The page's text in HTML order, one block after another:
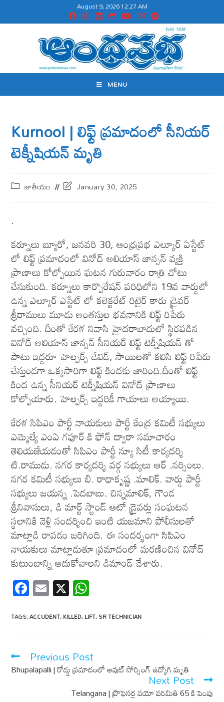
August 9, 2026 12:27 AM
MENU
Kurnool | లిఫ్ట్ ప్రమాదంలో సీనియర్
టెక్నీషియన్ మృతి
జాతీయం January 30, 2025
.
కర్నూలు బ్యూరో, జనవరి 30, ఆంధ్రప్రభ ఎల్కూర్ ఏస్టేట్
లో లిఫ్ట్ ప్రమాదంలో వినోద్ అలియాస్ జాన్సన్ వ్యక్తి
ప్రాణాలు కోల్పోయిన ఘటన గురువారం రాత్రి చోటు
చేసుకుంది. కర్నూలు కార్పొరేషన్ పరిధిలోని 19వ వార్డులో
ఉన్న ఎల్కూర్ ఎస్టేట్ లో కలెక్టరేట్ రిటైర్ కారు డ్రైవర్
శ్రీరాములు మూడు అంతస్తుల భవనానికి లిఫ్ట్ రిపేరు
వచ్చింది. దీంతో కేరళ నివాసి హైదరాబాదులో స్థిరపడిన
వినోద్ అలియాస్ జాన్సన్ సీనియర్ లిఫ్ట్ టెక్నీషియన్ తో
పాటు ఇద్దరూ హెల్పర్స్ డేవిడ్, సాయిలతో కలిసి లిఫ్ట్ రిపేరు
చేస్తుండగా ఒక్కసారిగా లిఫ్ట్ కిందకు జారింది.దీంతో లిఫ్ట్
కింద ఉన్న సీనియర్ టెక్నీషియన్ వినోద్ ప్రాణాలు
కోల్పోయారు. హెల్పర్స్ ఇద్దరికీ గాయాలు అయ్యాయి.
కేరళ సిపిఎం పార్టీ నాయకులు పార్టీ కేంద్ర కమిటీ సభ్యులు
ఎమ్మెల్యే ఎంఏ గఫూర్ కి ఫోన్ ద్వారా సమాచారం
తెలియజేయడంతో సిపిఎం పార్టీ న్యూ సిటీ కార్యదర్శి
టి.రాముడు. నగర కార్యదర్శి వర్గ సభ్యులు ఆర్ .నర్సింలు.
నగర కమిటీ సభ్యులు బి. రాధాకృష్ణ .మాలిక్. వార్డు పార్టీ
సభ్యులు జయన్న .పెదబాబు. చిన్నమాలిక్, గౌండ
శ్రీనివాసులు, డి మార్ట్ స్టాండ్ ఆటో డ్రైవర్లు సంఘటన
స్థలానికి వెళ్లి సందర్శించి ఇంటి యజమాని పోలీసులతో
మాట్లాడి రావడం జరిగింది. ఈ సందర్భంగా సిపిఎం
నాయకులు మాట్లాడుతూ ప్రమాదంలో మరణించిన వినోద్
కుటుంబాన్ని ఆదుకోవాలని డిమాండ్ చేశారు.
F
ac
e
o
o
E
m
ail
X
at
A
p
p
TAGS:ACCUDENT,KILLED,LIFT,SR TECHNICIAN
Previous Post
Bhupalapalli | రోడ్డు ప్రమాదంలో అవుట్ సోర్సింగ్ ఉద్యోగి మృతి
Next Post
Telangana | ప్రొఫెసర్ల వయో పరిమితి 65 కి పెంపు